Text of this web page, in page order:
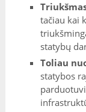
tačiau kai
statybų
Toliau
statybos